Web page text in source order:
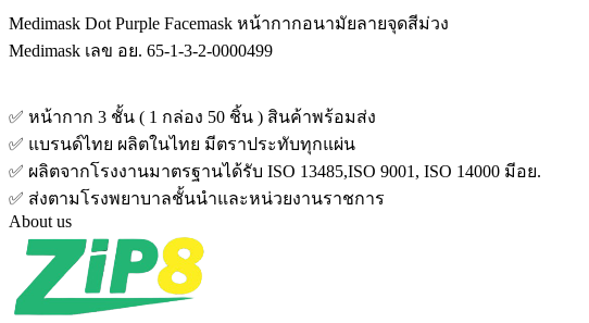
Medimask Dot Purple Facemask หน้ากากอนามัยลายจุดสีม่วง
Medimask เลข อย. 65-1-3-2-0000499
✅ หน้ากาก 3 ชั้น ( 1 กล่อง 50 ชิ้น ) สินค้าพร้อมส่ง
✅ แบรนด์ไทย ผลิตในไทย มีตราประทับทุกแผ่น
✅ ผลิตจากโรงงานมาตรฐานได้รับ ISO 13485,ISO 9001, ISO 14000 มีอย.
✅ ส่งตามโรงพยาบาลชั้นนำและหน่วยงานราชการ
About us